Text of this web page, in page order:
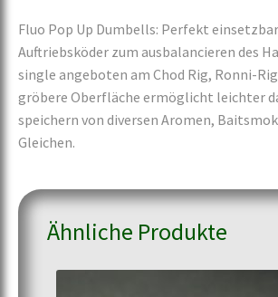
Fluo Pop Up Dumbells: Perfekt
Auftriebsköder zum ausbalancieren des
single angeboten am Chod Rig, Ronni-Rig
gröbere Oberfläche ermöglicht leichter
speichern von diversen Aromen,
Gleichen.
Ähnliche Produkte